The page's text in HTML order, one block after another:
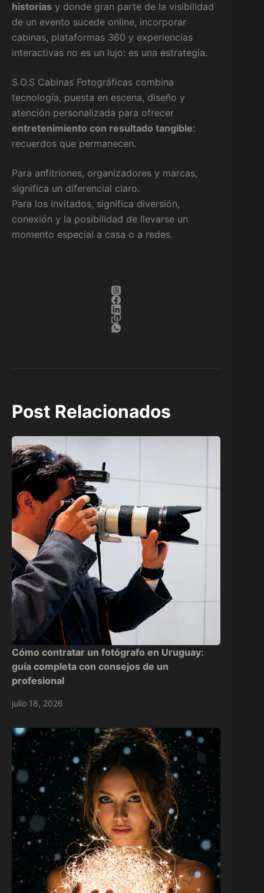
historias y donde gran parte de la visibilidad
de un evento sucede online, incorporar
cabinas, plataformas 360 y experiencias
interactivas no es un lujo: es una estrategia.
S.O.S Cabinas Fotográficas combina
tecnología, puesta en escena, diseño y
atención personalizada para ofrecer
entretenimiento con resultado tangible:
recuerdos que permanecen.
Para anfitriones, organizadores y marcas,
significa un diferencial claro.
Para los invitados, significa diversión,
conexión y la posibilidad de llevarse un
momento especial a casa o a redes.
Post Relacionados
Cómo contratar un fotógrafo en Uruguay:
guía completa con consejos de un
profesional
julio 18, 2026